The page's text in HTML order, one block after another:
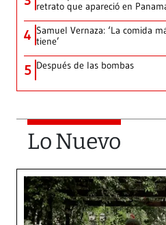
retrato que apareció en
4 Samuel Vernaza: ‘La comida
tiene’
5 Después de las bombas
Lo Nuevo